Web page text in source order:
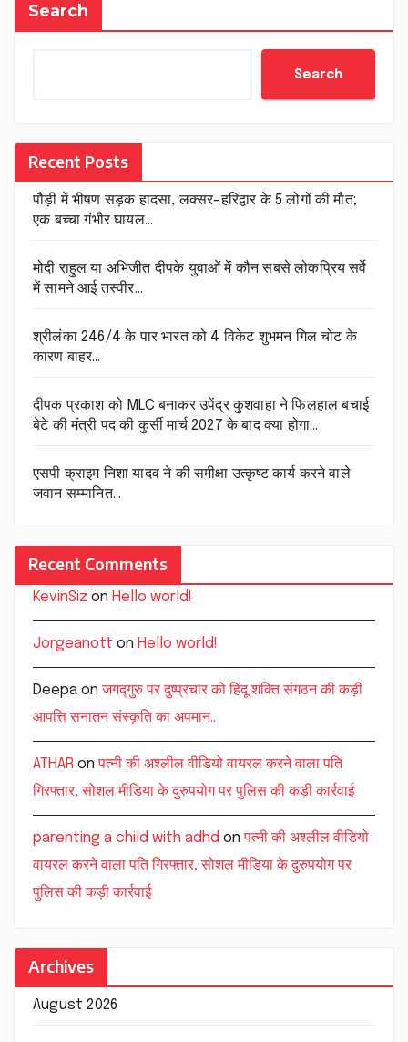
Search
Search
Recent Posts
पौड़ी में भीषण सड़क हादसा, लक्सर-हरिद्वार के 5 लोगों की मौत;
एक बच्चा गंभीर घायल…
मोदी राहुल या अभिजीत दीपके युवाओं में कौन सबसे लोकप्रिय सर्वे
में सामने आई तस्वीर…
श्रीलंका 246/4 के पार भारत को 4 विकेट शुभमन गिल चोट के
कारण बाहर…
दीपक प्रकाश को MLC बनाकर उपेंद्र कुशवाहा ने फिलहाल बचाई
बेटे की मंत्री पद की कुर्सी मार्च 2027 के बाद क्या होगा…
एसपी क्राइम निशा यादव ने की समीक्षा उत्कृष्ट कार्य करने वाले
जवान सम्मानित…
Recent Comments
KevinSiz on Hello world!
Jorgeanott on Hello world!
Deepa onजगद्गुरु पर दुष्प्रचार को हिंदू शक्ति संगठन की कड़ी
आपत्ति सनातन संस्कृति का अपमान..
ATHAR onपत्नी की अश्लील वीडियो वायरल करने वाला पति
गिरफ्तार, सोशल मीडिया के दुरुपयोग पर पुलिस की कड़ी कार्रवाई
parenting a child with adhd onपत्नी की अश्लील वीडियो
वायरल करने वाला पति गिरफ्तार, सोशल मीडिया के दुरुपयोग पर
पुलिस की कड़ी कार्रवाई
Archives
August 2026